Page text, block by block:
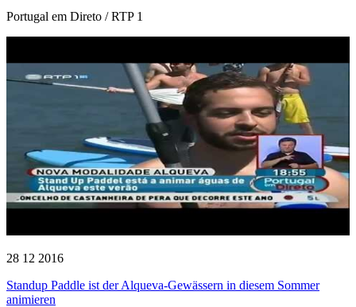
Portugal em Direto / RTP 1
28 12 2016
Standup Paddle ist der Alqueva-Gewässern in diesem Sommer
animieren